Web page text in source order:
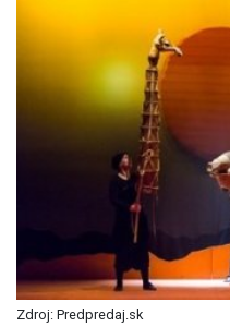
Zdroj: Predpredaj.sk